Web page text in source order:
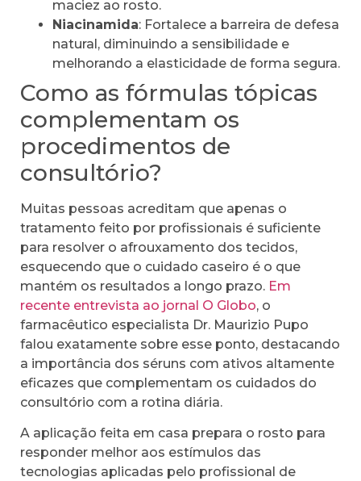
maciez ao rosto.
Niacinamida: Fortalece a barreira de defesa
natural, diminuindo a sensibilidade e
melhorando a elasticidade de forma segura.
Como as fórmulas tópicas
complementam os
procedimentos de
consultório?
Muitas pessoas acreditam que apenas o
tratamento feito por profissionais é suficiente
para resolver o afrouxamento dos tecidos,
esquecendo que o cuidado caseiro é o que
mantém os resultados a longo prazo. Em
recente entrevista ao jornal O Globo, o
farmacêutico especialista Dr. Maurizio Pupo
falou exatamente sobre esse ponto, destacando
a importância dos séruns com ativos altamente
eficazes que complementam os cuidados do
consultório com a rotina diária.
A aplicação feita em casa prepara o rosto para
responder melhor aos estímulos das
tecnologias aplicadas pelo profissional de